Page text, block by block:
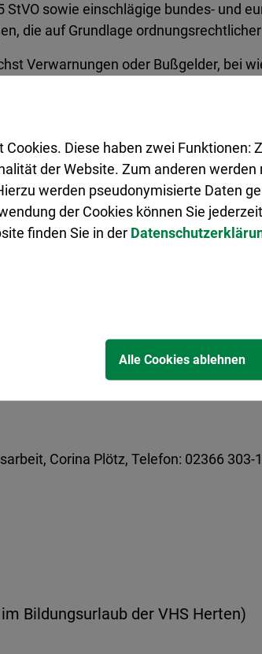
sowie einschlägige bundes- und
die auf Grundlage
Verwarnungen oder Bußgelder, bei
Bosch-Straße bleibt das Parken
Haltverbot. Auch diese Regelungen
mit den ansässigen
Parkverbot besteht, sollen
verhindern – ohne die Befahrbarkeit
Lind, als zuständiger Dezernent,
der Unternehmen sehr ernst.
Die Maßnahmen sollen fair,
(KOD) die Maßnahmen mit
Bild der Lage zu erhalten.
verbessert hat oder nachgesteuert
Corina Plötz, Telefon: 02366 303-
Bildungsurlaub der VHS Herten)
Diese haben zwei Funktionen:
der Website. Zum anderen
werden pseudonymisierte Daten
der Cookies können Sie
finden Sie in der
Alle Cookies ablehnen